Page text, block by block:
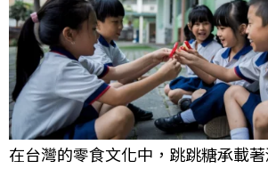
在台灣的零食文化中，跳跳糖承載